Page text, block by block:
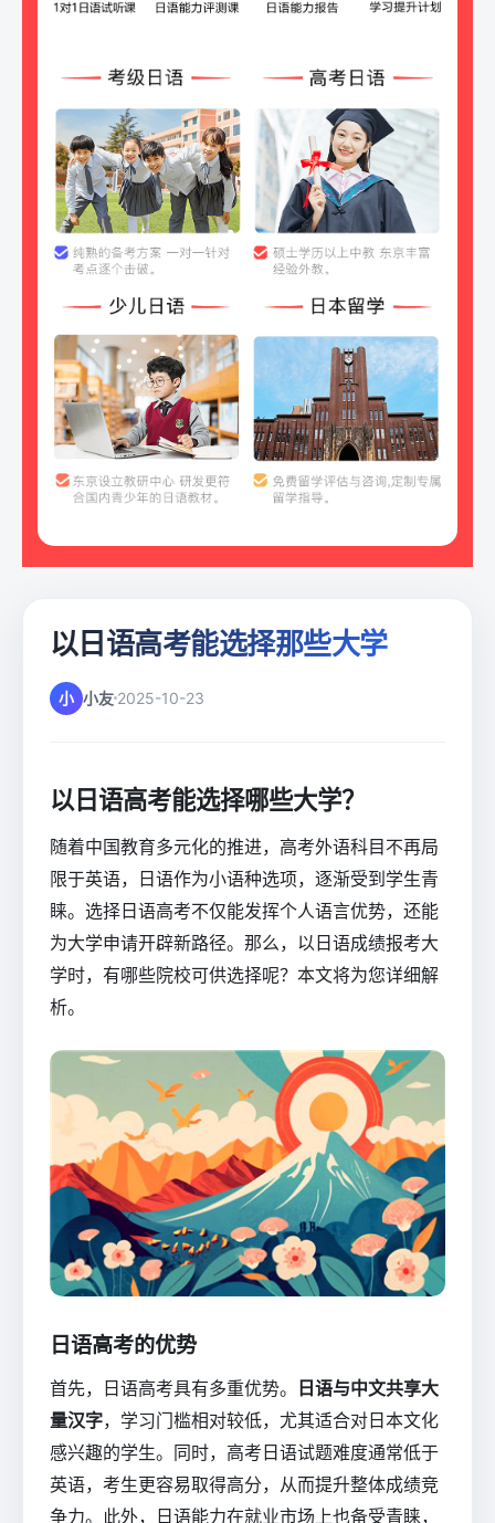
以日语高考能选择那些大学
小 小友 2025-10-23
以日语高考能选择哪些大学？
随着中国教育多元化的推进，高考外语科目不再局
限于英语，日语作为小语种选项，逐渐受到学生青
睐。选择日语高考不仅能发挥个人语言优势，还能
为大学申请开辟新路径。那么，以日语成绩报考大
学时，有哪些院校可供选择呢？本文将为您详细解
析。
日语高考的优势
首先，日语高考具有多重优势。
日语与中文共享大
量汉字，学习门槛相对较低，尤其适合对日本文化
感兴趣的学生。同时，高考日语试题难度通常低于
英语，考生更容易取得高分，从而提升整体成绩竞
争力。此外，日语能力在就业市场上也备受青睐，